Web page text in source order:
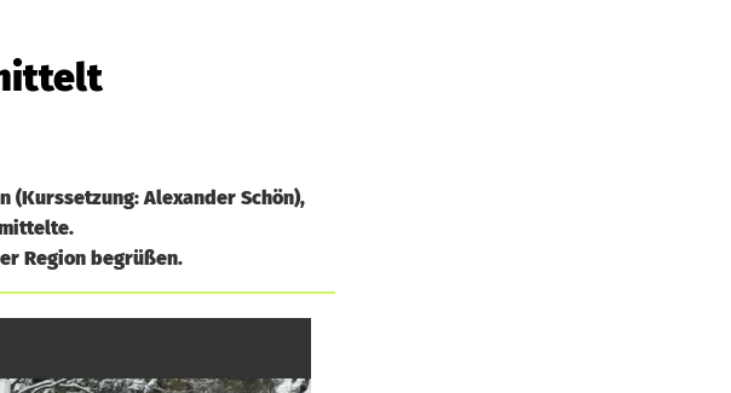
(Kurssetzung: Alexander Schön),
Region begrüßen.